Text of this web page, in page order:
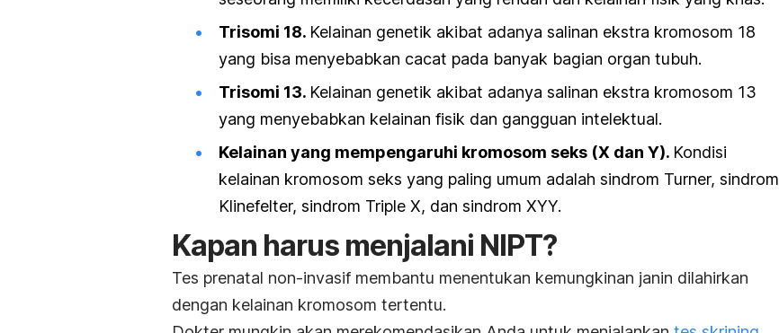
Trisomi 18. Kelainan genetik akibat adanya salinan ekstra kromosom 18
yang bisa menyebabkan cacat pada banyak bagian organ tubuh.
Trisomi 13. Kelainan genetik akibat adanya salinan ekstra kromosom 13
yang menyebabkan kelainan fisik dan gangguan intelektual.
Kelainan yang mempengaruhi kromosom seks (X dan Y). Kondisi
kelainan kromosom seks yang paling umum adalah sindrom Turner, sindrom
Klinefelter, sindrom Triple X, dan sindrom XYY.
Kapan harus menjalani NIPT?
Tes prenatal non-invasif membantu menentukan kemungkinan janin dilahirkan
dengan kelainan kromosom tertentu.